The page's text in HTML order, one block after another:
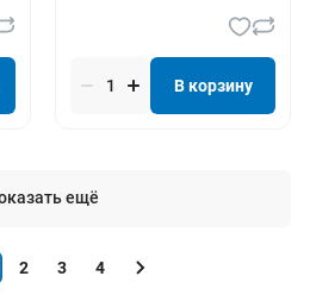
В корзину
ещё
2 3 4